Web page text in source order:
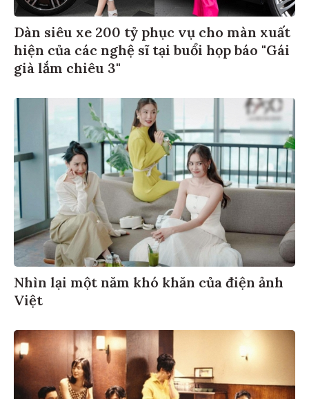
Dàn siêu xe 200 tỷ phục vụ cho màn xuất
hiện của các nghệ sĩ tại buổi họp báo "Gái
già lắm chiêu 3"
Nhìn lại một năm khó khăn của điện ảnh
Việt